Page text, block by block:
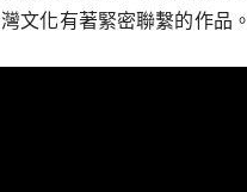
文化有著緊密聯繫的作品。